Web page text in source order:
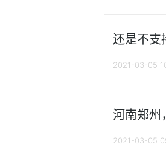
还是不支
2021-03-05
河南郑州
2021-03-05